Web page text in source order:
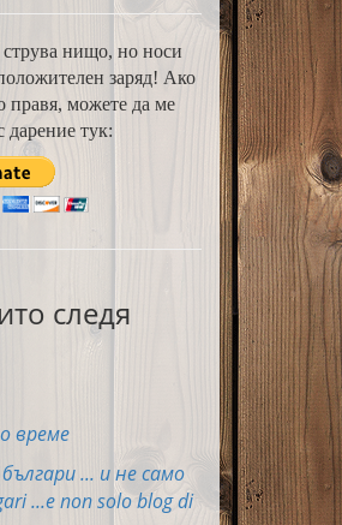
нищо, но носи
заряд! Ако
правя, можете да ме
дарение тук:
следя
време
... и не само
...e non solo blog di